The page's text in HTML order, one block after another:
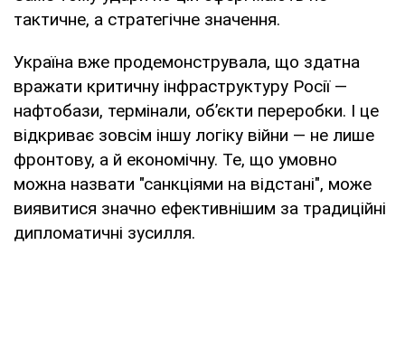
тактичне, а стратегічне значення.
Україна вже продемонструвала, що здатна
вражати критичну інфраструктуру Росії —
нафтобази, термінали, об’єкти переробки. І це
відкриває зовсім іншу логіку війни — не лише
фронтову, а й економічну. Те, що умовно
можна назвати "санкціями на відстані", може
виявитися значно ефективнішим за традиційні
дипломатичні зусилля.